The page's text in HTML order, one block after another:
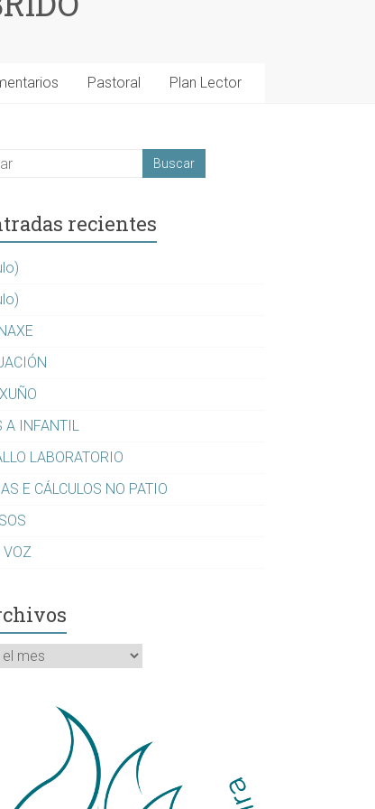
Pastoral Plan Lector
recientes
A INFANTIL
LABORATORIO
E CÁLCULOS NO PATIO
VOZ